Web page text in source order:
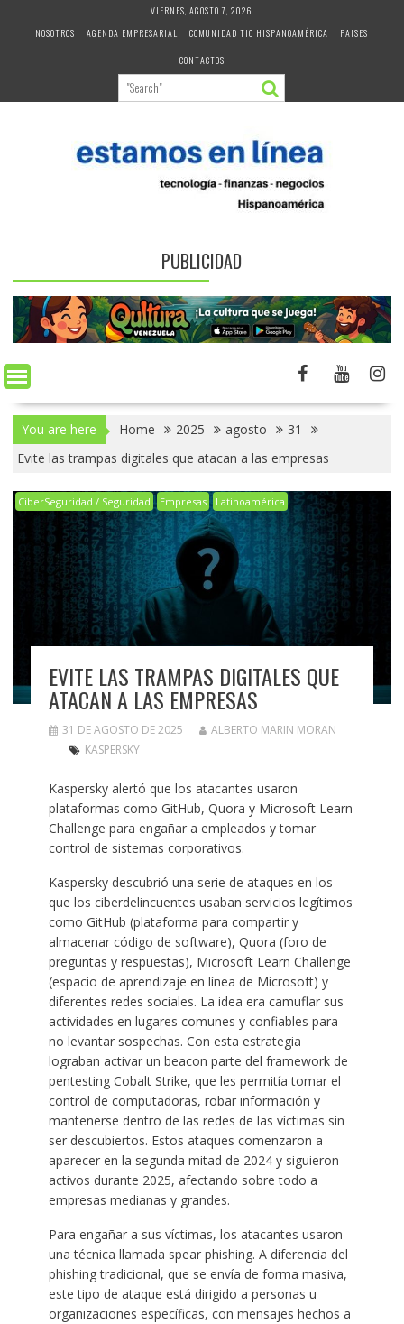
VIERNES, AGOSTO 7, 2026
NOSOTROS
AGENDA EMPRESARIAL COMUNIDAD TIC HISPANOAMÉRICA
PAISES
CONTACTOS
PUBLICIDAD
You are here Home 2025 agosto
31
Evite las trampas digitales que atacan a las empresas
CiberSeguridad / Seguridad Empresas Latinoamérica
EVITE LAS TRAMPAS DIGITALES QUE
ATACAN A LAS EMPRESAS
31 DE AGOSTO DE 2025
ALBERTO MARIN MORAN
KASPERSKY
Kaspersky alertó que los atacantes usaron
plataformas como GitHub, Quora y Microsoft Learn
Challenge para engañar a empleados y tomar
control de sistemas corporativos.
Kaspersky descubrió una serie de ataques en los
que los ciberdelincuentes usaban servicios legítimos
como GitHub (plataforma para compartir y
almacenar código de software), Quora (foro de
preguntas y respuestas), Microsoft Learn Challenge
(espacio de aprendizaje en línea de Microsoft) y
diferentes redes sociales. La idea era camuflar sus
actividades en lugares comunes y confiables para
no levantar sospechas. Con esta estrategia
lograban activar un beacon parte del framework de
pentesting Cobalt Strike, que les permitía tomar el
control de computadoras, robar información y
mantenerse dentro de las redes de las víctimas sin
ser descubiertos. Estos ataques comenzaron a
aparecer en la segunda mitad de 2024 y siguieron
activos durante 2025, afectando sobre todo a
empresas medianas y grandes.
Para engañar a sus víctimas, los atacantes usaron
una técnica llamada spear phishing. A diferencia del
phishing tradicional, que se envía de forma masiva,
este tipo de ataque está dirigido a personas u
organizaciones específicas, con mensajes hechos a